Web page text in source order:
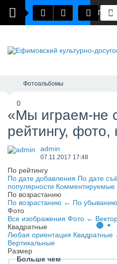
Фотоальбомы
0
«Мы играем-не
рейтингу, фото,
admin
07.11.2017 17:48
По рейтингу
По дате добавления По дате
популярности Комментируемые
По возрастанию
По возрастанию ← По убыванию
Фото
Все изображения Фото ←
Квадратные
Любая ориентация Квадратные
Вертикальные
Размер
Больше чем